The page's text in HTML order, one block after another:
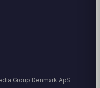
Group Denmark ApS